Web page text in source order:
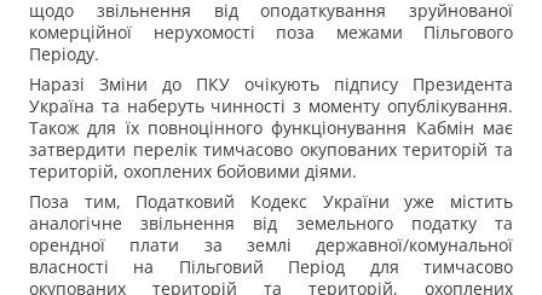
щодо звільнення від оподаткування зруйнованої
комерційної нерухомості поза межами Пільгового
Періоду.
Наразі Зміни до ПКУ очікують підпису Президента
Україна та наберуть чинності з моменту опублікування.
Також для їх повноцінного функціонування Кабмін має
затвердити перелік тимчасово окупованих територій та
територій, охоплених бойовими діями.
Поза тим, Податковий Кодекс України уже містить
аналогічне звільнення від земельного податку та
орендної плати за землі державної/комунальної
власності на Пільговий Період для тимчасово
окупованих територій та територій, охоплених